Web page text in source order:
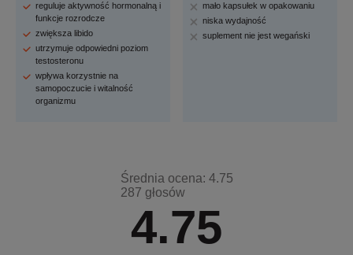
reguluje aktywność hormonalną i
funkcje rozrodcze
zwiększa libido
utrzymuje odpowiedni poziom
testosteronu
wpływa korzystnie na
samopoczucie i witalność
organizmu
mało kapsułek w opakowaniu
niska wydajność
suplement nie jest wegański
4.75
Średnia ocena: 4.75
287 głosów